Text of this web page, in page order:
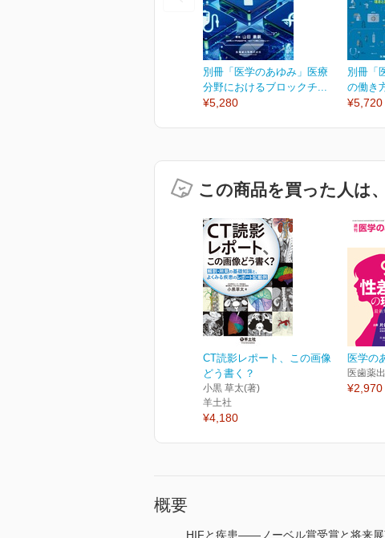
別冊「医学のあゆみ」医療
分野におけるブロックチ...
¥5,280
別冊「
の働き
¥5,720
この商品を買った人は
CT読影レポート、この画像
どう書く？
小黒 草太(著)
羊土社
¥4,180
医学の
医歯薬
¥2,970
概要
HIFと疾患――ノーベル賞受賞と将来展